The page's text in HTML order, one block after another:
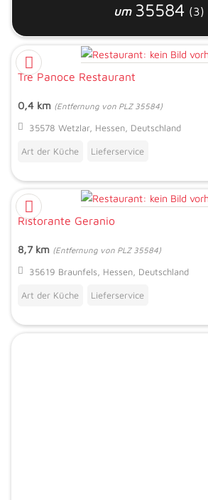
um 35584 (3)
Tre Panoce Restaurant
0,4 km (Entfernung von PLZ 35584)
35578 Wetzlar, Hessen, Deutschland
Art der Küche Lieferservice
Ristorante Geranio
8,7 km (Entfernung von PLZ 35584)
35619 Braunfels, Hessen, Deutschland
Art der Küche Lieferservice